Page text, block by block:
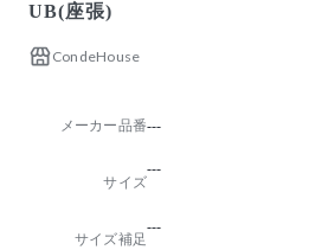
UB(座張)
CondeHouse
メーカー品番---
サイズ
---
サイズ補足
---